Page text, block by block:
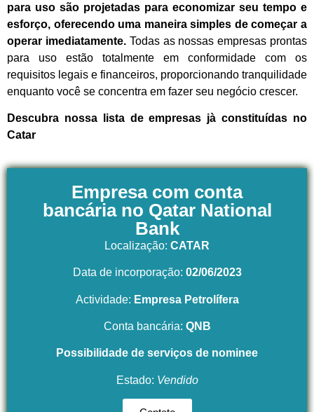
para uso são projetadas para economizar seu tempo e
esforço, oferecendo uma maneira simples de começar a
operar imediatamente.Todas as nossas empresas prontas
para uso estão totalmente em conformidade com os
requisitos legais e financeiros, proporcionando tranquilidade
enquanto você se concentra em fazer seu negócio crescer.
Descubra nossa lista de empresas jà constituídas no
Catar
Empresa com conta
bancária no Qatar National
Bank
Localização: CATAR
Data de incorporação: 02/06/2023
Actividade: Empresa Petrolífera
Conta bancária: QNB
Possibilidade de serviços de nominee
Estado: Vendido